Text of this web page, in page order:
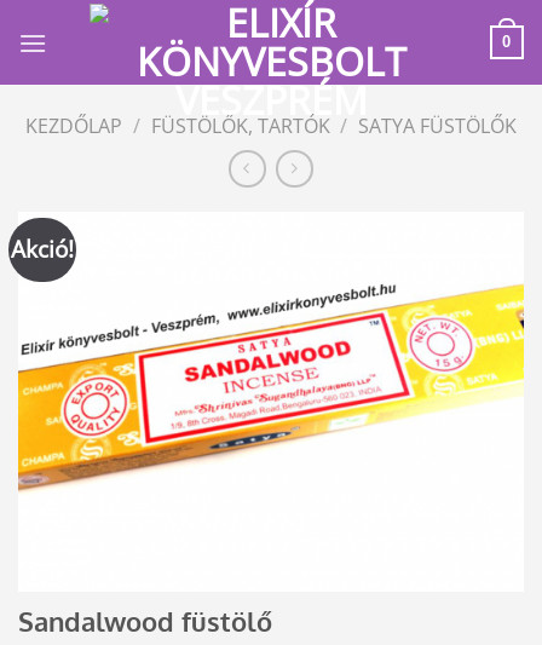
0
KEZDŐLAP / FÜSTÖLŐK, TARTÓK / SATYA FÜSTÖLŐK
Akció!
Sandalwood füstölő